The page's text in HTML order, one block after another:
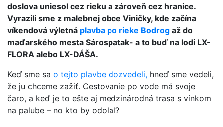
doslova uniesol cez rieku a zároveň cez hranice.
Vyrazili sme z malebnej obce Viničky, kde začína
víkendová výletná plavba po rieke Bodrog až do
maďarského mesta Sárospatak- a to buď na lodi LX-
FLORA alebo LX-DÁŠA.
Keď sme sa o tejto plavbe dozvedeli, hneď sme vedeli,
že ju chceme zažiť. Cestovanie po vode má svoje
čaro, a keď je to ešte aj medzinárodná trasa s vínkom
na palube – no kto by odolal?